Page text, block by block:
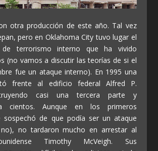
otra producción de este año. Tal vez
pero en Oklahoma City tuvo lugar el
terrorismo interno que ha vivido
(no vamos a discutir las teorías de si el
fue un ataque interno). En 1995 una
frente al edificio federal Alfred P.
casi una tercera parte y
cientos. Aunque en los primeros
sospechó de que podía ser un ataque
no tardaron mucho en arrestar al
Timothy McVeigh. Sus